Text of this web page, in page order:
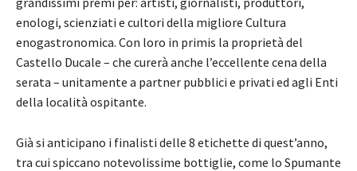
enologi, scienziati e cultori della migliore Cultura
enogastronomica. Con loro in primis la proprietà del
Castello Ducale – che curerà anche l’eccellente cena della
serata – unitamente a partner pubblici e privati ed agli Enti
della località ospitante.
Già si anticipano i finalisti delle 8 etichette di quest’anno,
tra cui spiccano notevolissime bottiglie, come lo Spumante